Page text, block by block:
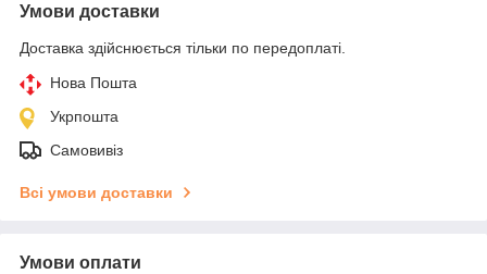
Умови доставки
Доставка здійснюється тільки по передоплаті.
Нова Пошта
Укрпошта
Самовивіз
Всі умови доставки
Умови оплати